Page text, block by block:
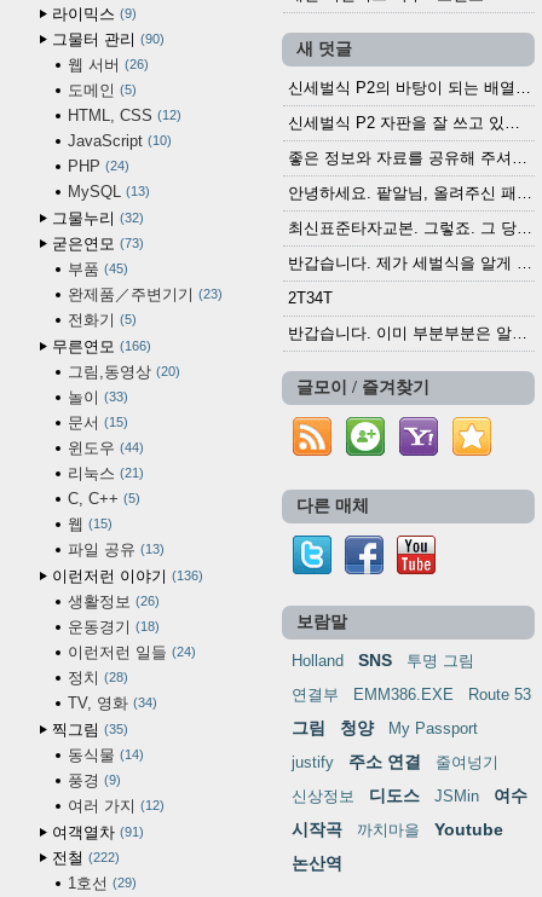
라이믹스 9
그물터 관리 90
웹 서버 26
도메인 5
HTML, CSS 12
JavaScript 10
PHP 24
MySQL 13
그물누리 32
굳은연모 73
부품 45
완제품／주변기기 23
전화기 5
무른연모 166
그림,동영상 20
놀이 33
문서 15
윈도우 44
리눅스 21
C, C++ 5
웹 15
파일 공유 13
이런저런 이야기 136
생활정보 26
운동경기 18
이런저런 일들 24
정치 28
TV, 영화 34
찍그림 35
동식물 14
풍경 9
여러 가지 12
여객열차 91
전철 222
1호선 29
새 덧글
최신표준타자교본. 그렇죠. 그 당시에 최신 표준...
2T34T
반갑습니다. 이미 부분부분은 알려진 정보들이...
글모이 / 즐겨찾기
다른 매체
보람말
Holland SNS
투명 그림
연결부
EMM386.EXE Route 53
그림 청양
My Passport
justify
주소 연결
줄여넝기
신상정보
디도스 JSMin
여수
시작곡
까치마을
Youtube
논산역